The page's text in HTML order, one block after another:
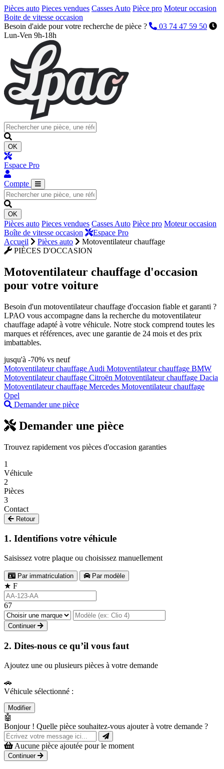
Pièces auto Pieces vendues Casses Auto Pièce pro Moteur occasion
Boite de vitesse occasion
Besoin d'aide pour votre recherche de pièce ?
03 74 47 59 50
Lun-Ven 9h-18h
OK
Espace Pro
Compte
OK
Pièces auto Pieces vendues Casses Auto Pièce pro Moteur occasion
Boîte de vitesse occasion
Espace Pro
Accueil
Pièces auto
Motoventilateur chauffage
PIÈCES D'OCCASION
Motoventilateur chauffage d'occasion
pour votre voiture
Besoin d'un motoventilateur chauffage d'occasion fiable et garanti ?
LPAO vous accompagne dans la recherche du motoventilateur
chauffage adapté à votre véhicule. Notre stock comprend toutes les
marques et références, avec une garantie de 24 mois et des prix
imbattables.
jusqu'à -70% vs neuf
Motoventilateur chauffage Audi Motoventilateur chauffage BMW
Motoventilateur chauffage Citroën Motoventilateur chauffage Dacia
Motoventilateur chauffage Mercedes Motoventilateur chauffage
Opel
Demander une pièce
Demander une pièce
Trouvez rapidement vos pièces d'occasion garanties
1
Véhicule
2
Pièces
3
Contact
Retour
1. Identifions votre véhicule
Saisissez votre plaque ou choisissez manuellement
Par immatriculation Par modèle
★ F
67
Continuer
2. Dites-nous ce qu’il vous faut
Ajoutez une ou plusieurs pièces à votre demande
🚗
Véhicule sélectionné :
Modifier
🤖
Bonjour ! Quelle pièce souhaitez-vous ajouter à votre demande ?
Aucune pièce ajoutée pour le moment
Continuer